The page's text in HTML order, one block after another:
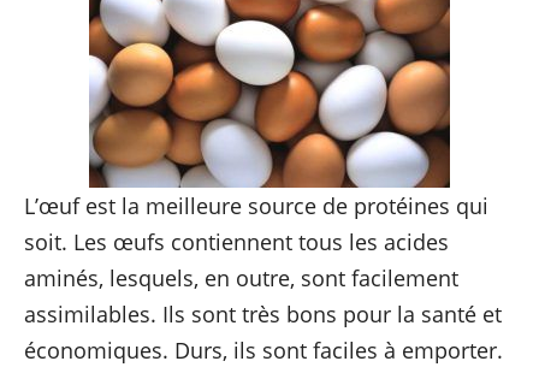
L’œuf est la meilleure source de protéines qui
soit. Les œufs contiennent tous les acides
aminés, lesquels, en outre, sont facilement
assimilables. Ils sont très bons pour la santé et
économiques. Durs, ils sont faciles à emporter.